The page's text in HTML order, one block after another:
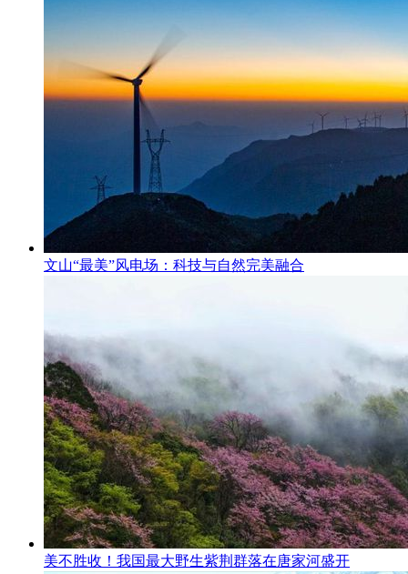
文山“最美”风电场：科技与自然完美融合
美不胜收！我国最大野生紫荆群落在唐家河盛开